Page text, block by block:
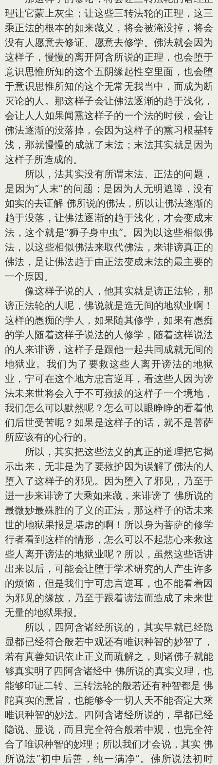
理让它蒙上灰尘；让这些三转法轮的正理，这三
乘正法的根本的如来藏义，将会被淹没掉，将会
没有人愿意去修证、愿意去修学。佛法就会因为
这样子，慢慢的离开阿含所说的正理，也会堕于
意识思惟所知的这个五阴缘起性空里面，也会堕
于意识思惟所知的这个无常无我当中，而成为断
灭论的人。那这样子会让佛法逐渐的趋于浅化，
会让人人如果闻熏这样子的一个法的时候，会让
佛法逐渐的没落掉，会因为这样子的熏习根基转
浅，那就慢慢的成就了末法；末法其实就是因为
这样子所造成的。
所以，法其实没有所谓末法、正法的问题，
是因为“人末”的问题；是因为人无明遮障，没有
如实的去证解 佛所说的佛法，所以让佛法逐渐的
趋于没落，让佛法逐渐的趋于浅化，才会变成末
法，这个就是“狮子身中虫”。因为以这些相似佛
法，以这些相似佛法来取代佛法，来诽谤真正的
佛法，是让佛法趋于由正法变成末法的最主要的
一个原因。
像这样子说的人，他其实就是谤正法轮，那
谤正法轮的人呢，佛说就是造无间的地狱业啊！
这样的愚痴的学人，如果随其修学，如果有愚痴
的学人随着这样子说法的人修学，随着这样说法
的人来诽谤，这样子是跟他一起共同成就无间的
地狱业。我们为了要救这些人离开谤法的地狱
业，宁可在这个地方忠言逆耳，看这些人因为谤
法未来世将会入于不可救拔的这样子一个境地，
我们怎么可以默然呢？怎么可以眼睁睁的看着他
们后世受苦呢？如果是这样子的话，就不是菩萨
所应该有的心行的。
所以，其实把这些法义的真正的道理把它揭
示出来，无非是为了要救护因为误解了佛法的人
堕入了这样子的邪见。因为堕入了邪见，乃至于
进一步来诽谤了大乘如来藏，来诽谤了 佛所说的
最微妙最殊胜的了义的正法，那这样子的话未来
世的地狱果报是堪虑的啊！所以身为菩萨的修学
行者看到这样的情形，怎么可以不起悲心来救这
些人离开谤法的地狱业呢？所以，虽然这些话讲
出来以后，可能会让堕于学术研究的人产生许多
的烦恼，但是我们宁可忠言逆耳，也不能看着因
为邪见的缘故，乃至于跟着谤法而造成了未来世
无量的地狱果报。
所以，四阿含诸经所说的，其实早就已经隐
显都已经符合般若中观还有唯识种智的妙智了，
若有真善知识依止正义而疏解之，则诸佛子就能
够真实明了四阿含诸经中 佛所说的真实义理，也
能够印证二转、三转法轮的般若还有种智都是 佛
陀真实的意旨，也能够令一切人天不能否定大乘
唯识种智的妙法。四阿含诸经所说的，早都已经
隐说、显说，而且完全符合般若中观，也完全符
合了唯识种智的妙理；所以我们才会说，其实 佛
所说法“初中后善，纯一满净”。佛所说法初时